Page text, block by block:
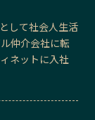
して社会人生活
仲介会社に転
ネットに入社